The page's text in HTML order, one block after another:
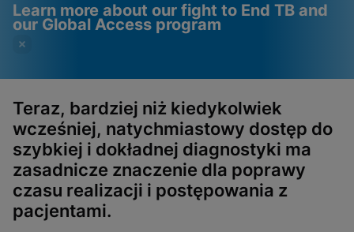
Learn more about our fight to End TB and
our Global Access program
Videos require that
Functional Cookies be
enabled
Please note: Enabling Functional
Cookies will update this settings for all
cookies
Functional Cookies
Enabled
View & Update your Cookie Settings
View Privacy Policy
Teraz, bardziej niż kiedykolwiek
wcześniej, natychmiastowy dostęp do
szybkiej i dokładnej diagnostyki ma
zasadnicze znaczenie dla poprawy
czasu realizacji i postępowania z
pacjentami.